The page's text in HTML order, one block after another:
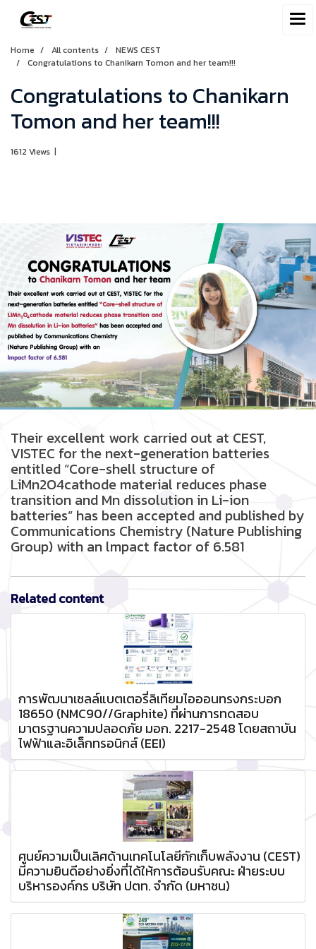
Home All contents
NEWS CEST
Congratulations to Chanikarn Tomon and her team!!!
Congratulations to Chanikarn
Tomon and her team!!!
1612 Views |
Their excellent work carried out at CEST,
VISTEC for the next-generation batteries
entitled “Core-shell structure of
LiMn2O4cathode material reduces phase
transition and Mn dissolution in Li-ion
batteries” has been accepted and published by
Communications Chemistry (Nature Publishing
Group) with an lmpact factor of 6.581
Related content
การพัฒนาเซลล์แบตเตอรี่ลิเทียมไอออนทรงกระบอก
18650 (NMC90//Graphite) ที่ผ่านการทดสอบ
มาตรฐานความปลอดภัย มอก. 2217-2548 โดยสถาบัน
ไฟฟ้าและอิเล็กทรอนิกส์ (EEI)
ศูนย์ความเป็นเลิศด้านเทคโนโลยีกักเก็บพลังงาน (CEST)
มีความยินดีอย่างยิ่งที่ได้ให้การต้อนรับคณะ ฝ่ายระบบ
บริหารองค์กร บริษัท ปตท. จำกัด (มหาชน)